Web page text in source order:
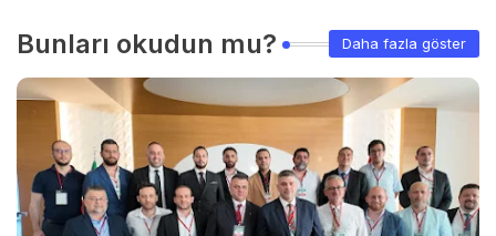
Bunları okudun mu? Daha fazla göster